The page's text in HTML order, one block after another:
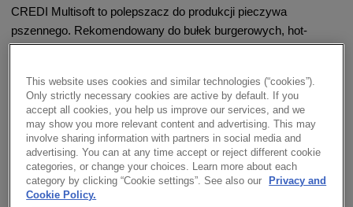
CREDI Multisoft to polepszacz do produkcji pieczywa
pszennego. Rekomendowany do bułek burgerowych, hot-
dogów. Zapewnia stałą jakość, lepszą stabilizację ciasta,
wyglądu skórki.
✔ Stała jakość działania – niezawodność przy niskiej dawce.
✔ Lepsza stabilizacja ciasta podczas obróbki
This website uses cookies and similar technologies (“cookies”).
Only strictly necessary cookies are active by default. If you
accept all cookies, you help us improve our services, and we
may show you more relevant content and advertising. This may
involve sharing information with partners in social media and
advertising. You can at any time accept or reject different cookie
categories, or change your choices. Learn more about each
category by clicking “Cookie settings”. See also our
Privacy and
Cookie Policy.